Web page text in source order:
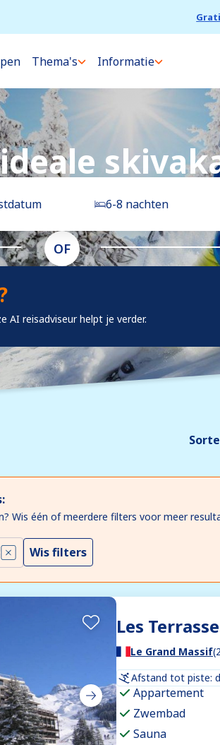
Thema's Informatie
6-8 nachten
OF
AI reisadviseur helpt je verder.
Wis één of meerdere filters voor meer
Wis filters
Les
Le Grand Massif
Afstand tot piste:
Appartement
Zwembad
Sauna